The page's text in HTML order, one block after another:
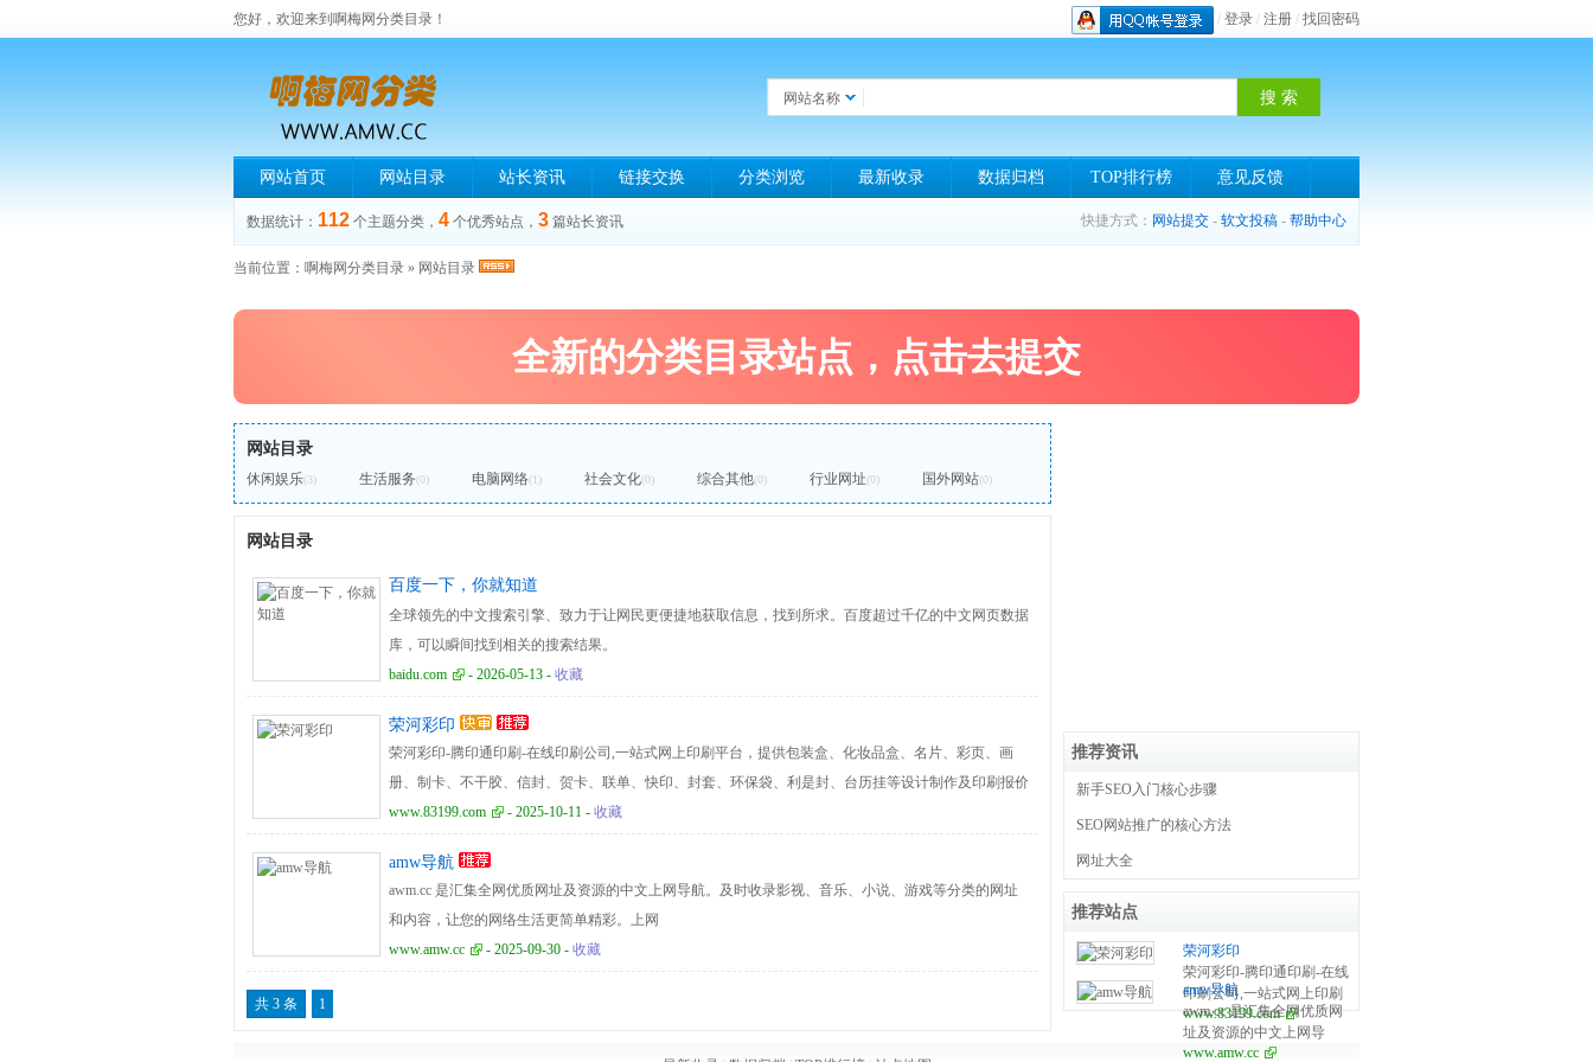
您好，欢迎来到啊梅网分类目录！ / 登录 / 注册 / 找回密码
网站名称
网站首页 网站目录 站长资讯 链接交换 分类浏览 最新收录 数据归档 TOP排行榜 意见反馈
数据统计： 112 个主题分类， 4 个优秀站点， 3 篇站长资讯 快捷方式： 网站提交 - 软文投稿 - 帮助中心
当前位置： 啊梅网分类目录 » 网站目录
全新的分类目录站点，点击去提交
网站目录
休闲娱乐(3) 生活服务(0) 电脑网络(1) 社会文化(0) 综合其他(0) 行业网址(0) 国外网站(0)
网站目录
百度一下，你就知道
全球领先的中文搜索引擎、致力于让网民更便捷地获取信息，找到所求。百度超过千亿的中文网页数据
库，可以瞬间找到相关的搜索结果。
baidu.com
- 2026-05-13 - 收藏
荣河彩印
荣河彩印-腾印通印刷-在线印刷公司,一站式网上印刷平台，提供包装盒、化妆品盒、名片、彩页、画
册、制卡、不干胶、信封、贺卡、联单、快印、封套、环保袋、利是封、台历挂等设计制作及印刷报价
服务。
www.83199.com - 2025-10-11 - 收藏
amw导航
awm.cc 是汇集全网优质网址及资源的中文上网导航。及时收录影视、音乐、小说、游戏等分类的网址
和内容，让您的网络生活更简单精彩。上网
www.amw.cc
- 2025-09-30 - 收藏
共 3 条 1
推荐资讯
新手SEO入门核心步骤
SEO网站推广的核心方法
网址大全
推荐站点
荣河彩印
荣河彩印-腾印通印刷-在线
印刷公司,一站式网上印刷
平台，提供包装盒、化妆
品盒、名片、彩页、画
册、制卡、不干胶、信
www.83199.com
amw导航
awm.cc 是汇集全网优质网
址及资源的中文上网导
航。及时收录影视、音
www.amw.cc